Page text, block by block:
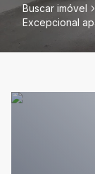
Buscar imóvel
Excepcional